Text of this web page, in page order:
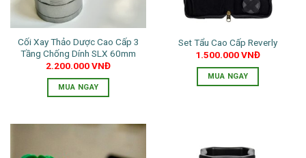
thể
chọn
trên
trang
sản
Cối Xay Thảo Dược Cao Cấp 3
Tầng Chống Dính SLX 60mm
2.200.000VNĐ
MUA NGAY
Set Tẩu Cao Cấp Reverly
1.500.000VNĐ
MUA NGAY